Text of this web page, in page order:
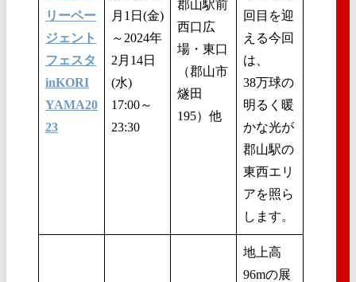
リーペー
ジェント
フェスタ
inKORI
YAMA20
23
月1日(金)
～2024年
2月14日
(水)
17:00～
23:30
郡山駅前
西口広
場・東口
（郡山市
燧田
195）他
回目を迎
える今回
は、
38万球の
明るく暖
かな光が
郡山駅の
東西エリ
アを照ら
します。
地上高
96mの展